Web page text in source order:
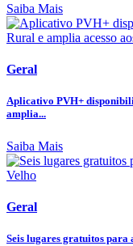
Saiba Mais
Geral
Aplicativo PVH+
amplia...
Saiba Mais
Geral
Seis lugares gratuitos para